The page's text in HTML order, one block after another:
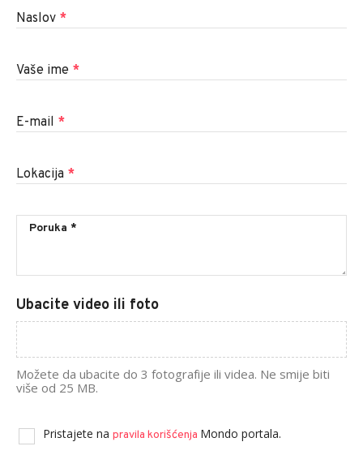
Naslov *
Vaše ime *
E-mail *
Lokacija *
Ubacite video ili foto
Možete da ubacite do 3 fotografije ili videa. Ne smije biti
više od 25 MB.
Pristajete na pravila korišćenja Mondo portala.